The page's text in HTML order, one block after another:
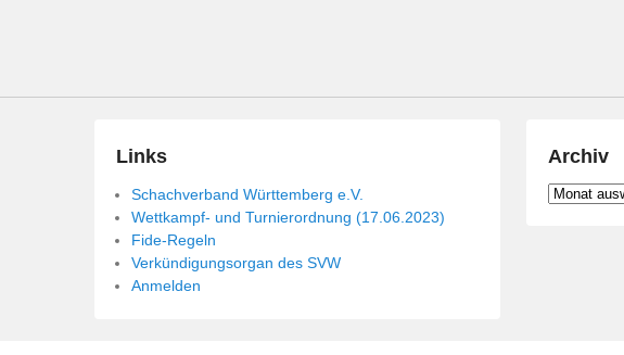
Links
Schachverband Württemberg e.V.
Wettkampf- und Turnierordnung (17.06.2023)
Fide-Regeln
Verkündigungsorgan des SVW
Anmelden
Archiv
Archiv